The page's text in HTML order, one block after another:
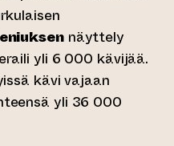
näyttely
yli 6 000 kävijää.
kävi vajaan
yli 36 000